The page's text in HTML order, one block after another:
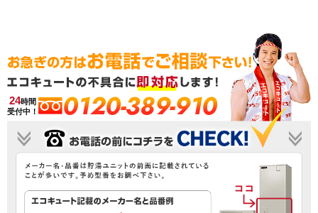
24時間
受付中！
0120-389-910